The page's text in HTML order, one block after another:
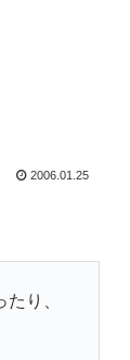
2006.01.25
り、